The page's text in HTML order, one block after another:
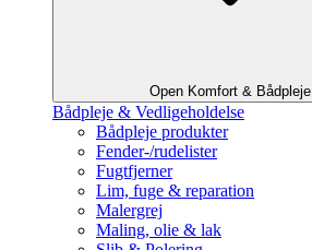
Open Komfort & Bådpleje
Bådpleje & Vedligeholdelse
Bådpleje produkter
Fender-/rudelister
Fugtfjerner
Lim, fuge & reparation
Malergrej
Maling, olie & lak